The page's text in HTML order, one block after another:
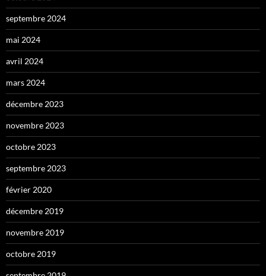
septembre 2024
mai 2024
avril 2024
mars 2024
décembre 2023
novembre 2023
octobre 2023
septembre 2023
février 2020
décembre 2019
novembre 2019
octobre 2019